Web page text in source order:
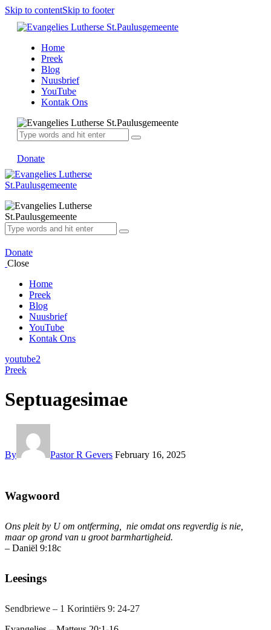
Skip to contentSkip to footer
Home
Preek
Blog
Nuusbrief
YouTube
Kontak Ons
Donate
Donate
Close
Home
Preek
Blog
Nuusbrief
YouTube
Kontak Ons
youtube2
Preek
Septuagesimae​
By Pastor R Gevers February 16, 2025
Wagwoord
Ons pleit by U om ontferming,
nie omdat ons regverdig is nie,
maar op grond van u groot barmhartigheid.
– Daniël 9:18c
Leesings
Sendbriewe – 1 Korintiërs 9: 24-27